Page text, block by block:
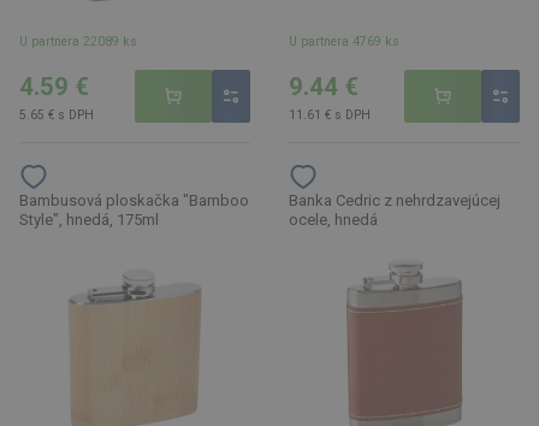
U partnera 22089 ks
4.59 €
5.65 € s DPH
U partnera 4769 ks
9.44 €
11.61 € s DPH
Bambusová ploskačka "Bamboo
Style", hnedá, 175ml
Banka Cedric z nehrdzavejúcej
ocele, hnedá